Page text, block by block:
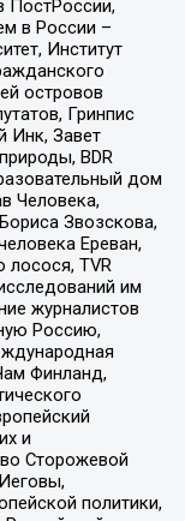
ПостРоссии,
в России –
Институт
островов
Гринпис
Инк, Завет
BDR
дом
Человека,
Звозскова,
Ереван,
TVR
им
журналистов
Россию,
Финланд,
и
Сторожевой
политики,